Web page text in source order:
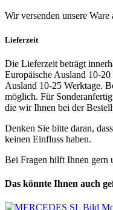
Wir versenden unsere
Lieferzeit
Die Lieferzeit beträgt
Europäische Ausland 10-
Ausland 10-25 Werktage.
möglich. Für
die wir Ihnen bei der
Denken Sie bitte daran,
keinen Einfluss haben.
Bei Fragen hilft Ihnen gern
Das könnte Ihnen auch